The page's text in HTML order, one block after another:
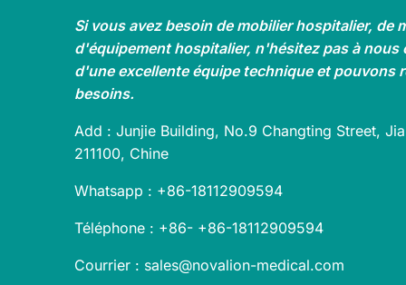
Si vous avez besoin de mobilier hospitalier, de
d'équipement hospitalier, n'hésitez pas à
d'une excellente équipe technique et pouvons
besoins.
Add : Junjie Building, No.9 Changting Street,
211100, Chine
Whatsapp : +86-18112909594
Téléphone : +86- +86-18112909594
Courrier : sales@novalion-medical.com